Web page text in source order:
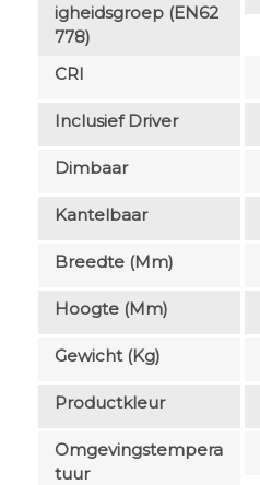
Igheidsgroep (EN62
778)
CRI
Inclusief Driver
Dimbaar
Kantelbaar
Breedte (mm)
Hoogte (mm)
Gewicht (kg)
Productkleur
Omgevingstempera
Tuur